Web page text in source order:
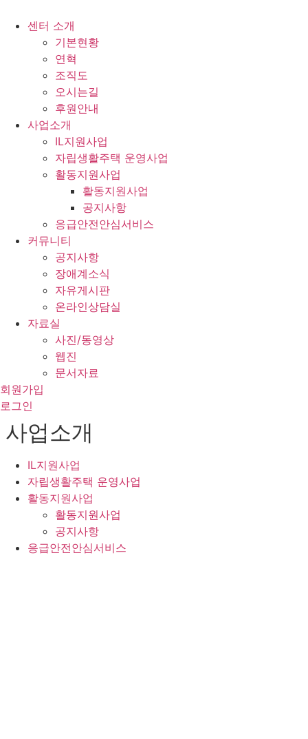
센터 소개
기본현황
연혁
조직도
오시는길
후원안내
사업소개
IL지원사업
자립생활주택 운영사업
활동지원사업
활동지원사업
공지사항
응급안전안심서비스
커뮤니티
공지사항
장애계소식
자유게시판
온라인상담실
자료실
사진/동영상
웹진
문서자료
회원가입
로그인
사업소개
IL지원사업
자립생활주택 운영사업
활동지원사업
활동지원사업
공지사항
응급안전안심서비스